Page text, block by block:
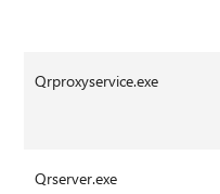
Qrproxyservice.exe
Qrserver.exe